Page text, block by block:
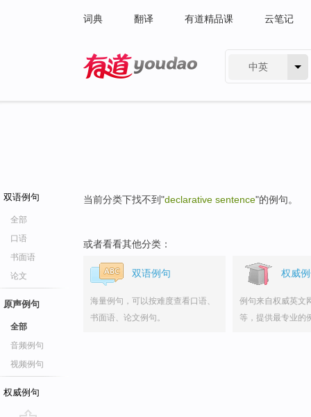
词典 翻译 有道精品课 云笔记
中英
双语例句
全部
口语
书面语
论文
原声例句
全部
音频例句
视频例句
权威例句
当前分类下找不到"declarative sentence"的例句。
或者看看其他分类：
双语例句
海量例句，可以按难度查看口语、
书面语、论文例句。
权威
例句来自权威英文
等，提供最专业的